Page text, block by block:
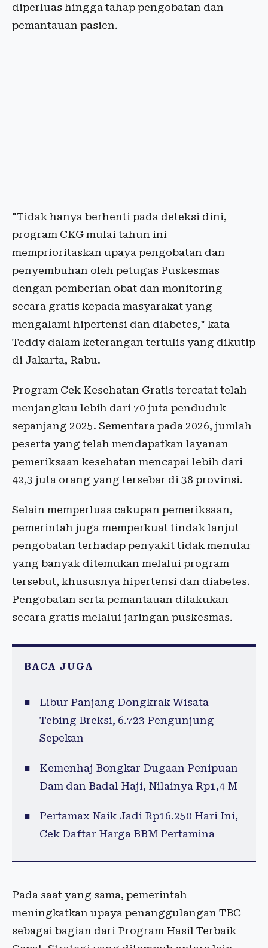
diperluas hingga tahap pengobatan dan
pemantauan pasien.
"Tidak hanya berhenti pada deteksi dini,
program CKG mulai tahun ini
memprioritaskan upaya pengobatan dan
penyembuhan oleh petugas Puskesmas
dengan pemberian obat dan monitoring
secara gratis kepada masyarakat yang
mengalami hipertensi dan diabetes," kata
Teddy dalam keterangan tertulis yang dikutip
di Jakarta, Rabu.
Program Cek Kesehatan Gratis tercatat telah
menjangkau lebih dari 70 juta penduduk
sepanjang 2025. Sementara pada 2026, jumlah
peserta yang telah mendapatkan layanan
pemeriksaan kesehatan mencapai lebih dari
42,3 juta orang yang tersebar di 38 provinsi.
Selain memperluas cakupan pemeriksaan,
pemerintah juga memperkuat tindak lanjut
pengobatan terhadap penyakit tidak menular
yang banyak ditemukan melalui program
tersebut, khususnya hipertensi dan diabetes.
Pengobatan serta pemantauan dilakukan
secara gratis melalui jaringan puskesmas.
BACA JUGA
Libur Panjang Dongkrak Wisata
Tebing Breksi, 6.723 Pengunjung
Sepekan
Kemenhaj Bongkar Dugaan Penipuan
Dam dan Badal Haji, Nilainya Rp1,4 M
Pertamax Naik Jadi Rp16.250 Hari Ini,
Cek Daftar Harga BBM Pertamina
Pada saat yang sama, pemerintah
meningkatkan upaya penanggulangan TBC
sebagai bagian dari Program Hasil Terbaik